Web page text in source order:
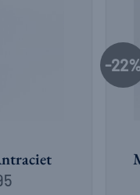
prijs
-